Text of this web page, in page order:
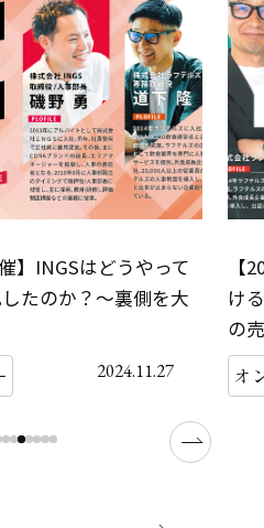
】飲食業界で勝ち続
売上増加 ～店舗だけ
いませんか？～
2024.11.12
【
で
オ